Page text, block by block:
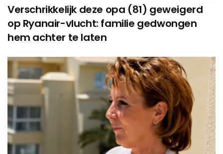
Verschrikkelijk deze opa (81) geweigerd
op Ryanair-vlucht: familie gedwongen
hem achter te laten